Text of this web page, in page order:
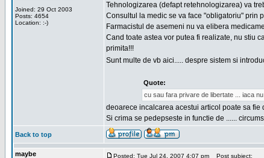
Joined: 29 Oct 2003
Posts: 4654
Location: :-)
Tehnologizarea (defapt retehnologizarea) va
Consultul la medic se va face "obligatoriu" prin
Farmacistul de asemeni nu va elibera
Cand toate astea vor putea fi realizate, nu stiu
primita!!!
Sunt multe de vb aici..... despre sistem si
Quote:
cu sau fara privare de libertate ... iaca
deoarece incalcarea acestui articol poate sa fie
Si crima se pedepseste in functie de ......
Back to top
maybe Posted: Tue Jul 24, 2007 4:07 pm Post subject: